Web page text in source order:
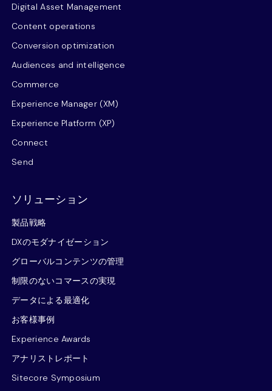
Digital Asset Management
Content operations
Conversion optimization
Audiences and intelligence
Commerce
Experience Manager (XM)
Experience Platform (XP)
Connect
Send
ソリューション
製品戦略
DXのモダナイゼーション
グローバルコンテンツの管理
制限のないコマースの実現
データによる最適化
お客様事例
Experience Awards
アナリストレポート
Sitecore Symposium